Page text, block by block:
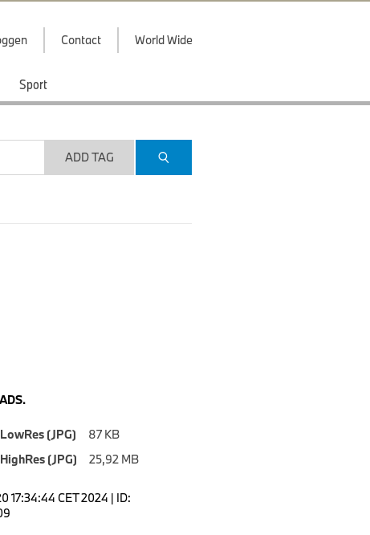
Contact World Wide
Sport
ADD TAG
LowRes (JPG)
87 KB
HighRes (JPG)
25,92 MB
17:34:44 CET 2024 | ID: